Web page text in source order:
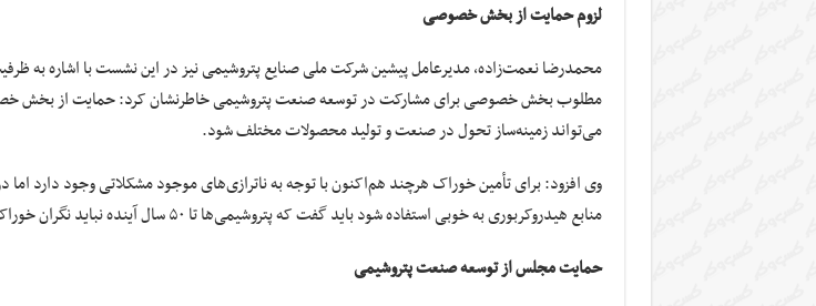
لزوم حمایت از بخش خصوصی
محمدرضا نعمت‌زاده، مدیرعامل پیشین شرکت ملی صنایع پتروشیمی نیز در این نشست با اشاره به
مطلوب بخش خصوصی برای مشارکت در توسعه صنعت پتروشیمی خاطرنشان کرد: حمایت از بخش
می‌تواند زمینه‌ساز تحول در صنعت و تولید محصولات مختلف شود.
وی افزود: برای تأمین خوراک هرچند هم‌اکنون با توجه به ناترازی‌های موجود مشکلاتی وجود دارد اما
منابع هیدروکربوری به خوبی استفاده شود باید گفت که پتروشیمی‌ها تا ۵۰ سال آینده نباید نگران خوراک باشند.
حمایت مجلس از توسعه صنعت پتروشیمی